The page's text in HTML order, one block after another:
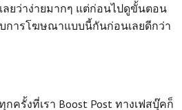
ลยว่าง่ายมากๆ แต่ก่อนไปดูขั้นตอน
บการโฆษณาแบบนี้กันก่อนเลยดีกว่า
กครั้งที่เรา Boost Post ทางเฟสบุ๊คก็